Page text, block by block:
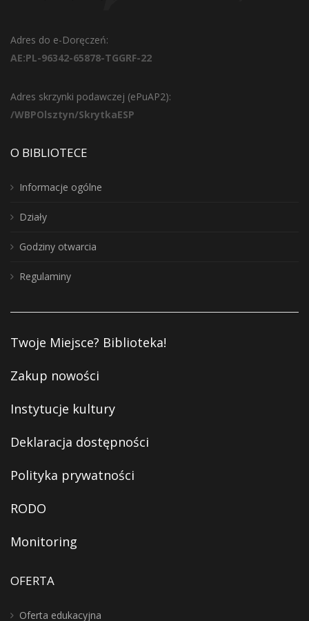
Adres do e-Doręczeń:
AE:PL-96342-65878-TGGRF-22
Adres skrzynki podawczej (ePuAP2):
/WBPOlsztyn/SkrytkaESP
O BIBLIOTECE
Informacje ogólne
Działy
Godziny otwarcia
Regulaminy
Twoje Miejsce? Biblioteka!
Zakup nowości
Instytucje kultury
Deklaracja dostępności
Polityka prywatności
RODO
Monitoring
OFERTA
Oferta edukacyjna